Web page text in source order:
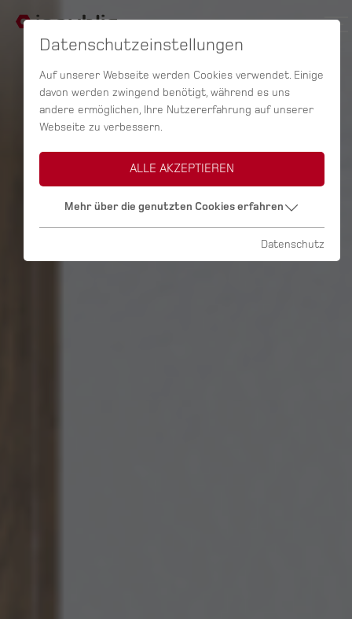
Datenschutzeinstellungen
Auf unserer Webseite werden Cookies verwendet. Einige
davon werden zwingend benötigt, während es uns
andere ermöglichen, Ihre Nutzererfahrung auf unserer
Webseite zu verbessern.
ALLE AKZEPTIEREN
Mehr über die genutzten Cookies erfahren
Datenschutz